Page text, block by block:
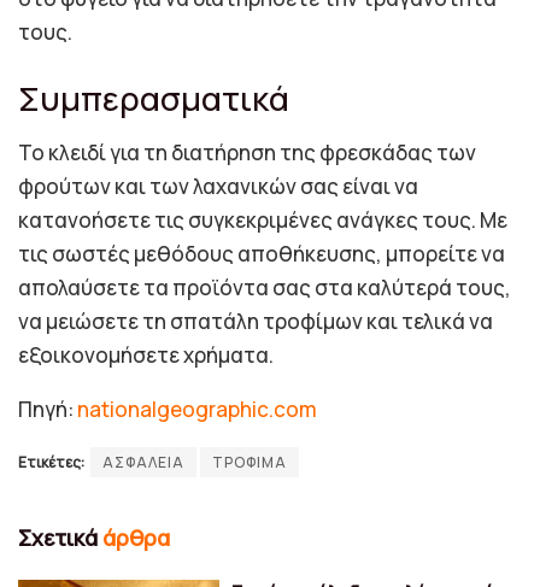
τους.
Συμπερασματικά
Το κλειδί για τη διατήρηση της φρεσκάδας των
φρούτων και των λαχανικών σας είναι να
κατανοήσετε τις συγκεκριμένες ανάγκες τους. Με
τις σωστές μεθόδους αποθήκευσης, μπορείτε να
απολαύσετε τα προϊόντα σας στα καλύτερά τους,
να μειώσετε τη σπατάλη τροφίμων και τελικά να
εξοικονομήσετε χρήματα.
Πηγή: nationalgeographic.com
Ετικέτες: ΑΣΦΑΛΕΙΑ ΤΡΟΦΙΜΑ
Σχετικά άρθρα